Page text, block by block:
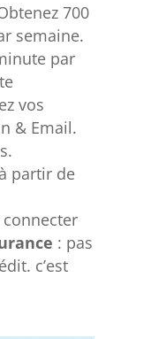
700
semaine.
par
vos
& Email.
partir de
connecter
: pas
c’est